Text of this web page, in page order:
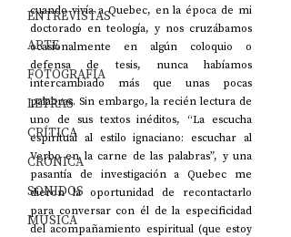
ENTREVISTAS
ARTE
FOTOGRAFÍA
LETRAS
CRÍTICA
CRÓNICA
SONIDOS
MÚSICA
cuando vivía a Quebec, en la época de mi
doctorado en teología, y nos cruzábamos
ocasionalmente en algún coloquio o
defensa de tesis, nunca habíamos
intercambiado más que unas pocas
palabras. Sin embargo, la recién lectura de
uno de sus textos inéditos, “La escucha
espiritual al estilo ignaciano: escuchar al
Verbo en la carne de las palabras”, y una
pasantía de investigación a Quebec me
dieron la oportunidad de recontactarlo
para conversar con él de la especificidad
del acompañamiento espiritual (que estoy